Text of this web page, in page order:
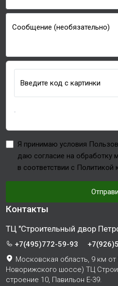
Сообщение (необязательно)
Введите код с картинки
Я принимаю условия
даю согласие на обработку
в соответствии с
Контакты
ТЦ "Строительный двор
+7(495)772-59-93
Московская область, 9 км
Новорижского шоссе) ТЦ
строение 10, Павильон Е-39.